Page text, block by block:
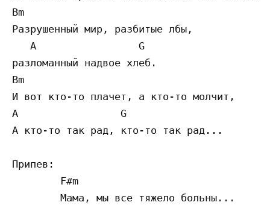
Bm
Разрушенный мир, разбитые лбы,
   A                 G
разломанный надвое хлеб.
Bm
И вот кто-то плачет, а кто-то молчит,
A                 G
А кто-то так рад, кто-то так рад...
Припев:
        F#m
        Мама, мы все тяжело больны...